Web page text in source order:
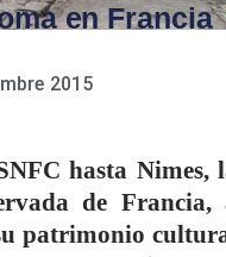
en Francia
2015
hasta Nimes,
de Francia,
patrimonio